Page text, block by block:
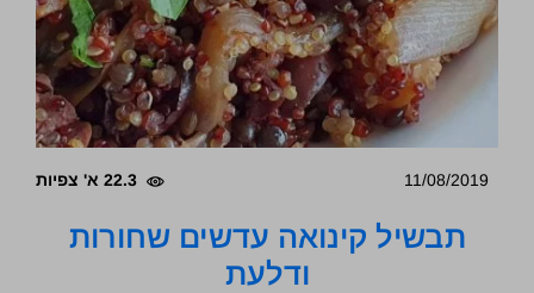
11/08/2019 22.3 א' צפיות
תבשיל קינואה עדשים שחורות
ודלעת